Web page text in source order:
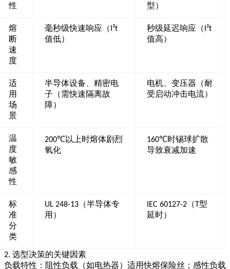
性
型）
熔
断
速
度
毫秒级快速响应（ I²t
值低）
秒级延迟响应（ I²t
值高）
适
用
场
景
半导体设备、精密电
子（需快速隔离故
障）
电机、变压器（耐
受启动冲击电流）
温
度
敏
感
性
200℃ 以上时熔体剧烈
氧化
160℃时锡球扩散
导致衰减加速
标
准
分
类
UL 248-13 （半导体专
用）
IEC 60127-2 （T型
延时）
2. 选型决策的关键因素
负载特性 ：阻性负载（如电热器）适用快熔保险丝；感性负载